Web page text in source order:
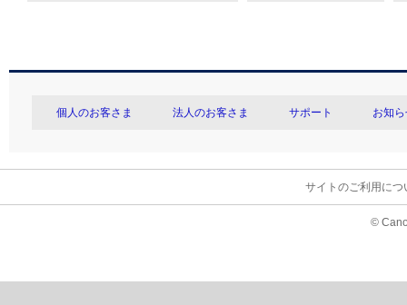
個人のお客さま 法人のお客さま サポート お知
サイトのご利用につ
©